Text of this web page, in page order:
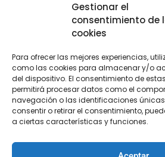
Gestionar el
consentimiento de
cookies
Para ofrecer las mejores experiencias,
como las cookies para almacenar y/o
del dispositivo. El consentimiento de
permitirá procesar datos como el
navegación o las identificaciones únicas
consentir o retirar el consentimiento,
a ciertas características y funciones.
SEGURA
Descripción
Información